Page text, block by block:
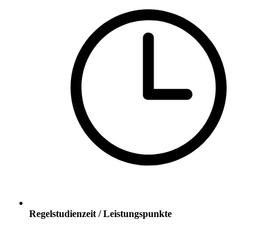
Regelstudienzeit / Leistungspunkte